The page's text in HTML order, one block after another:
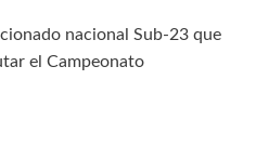
nacional Sub-23 que
el Campeonato